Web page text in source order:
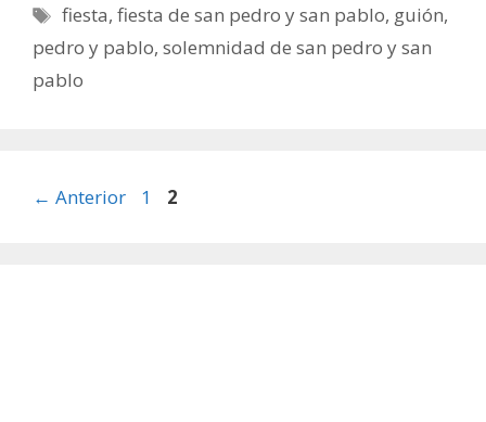
Etiquetas
fiesta,fiesta de san pedro y san pablo, guión,
pedro y pablo, solemnidad de san pedro y san
pablo
← Anterior Página
1 Página
2